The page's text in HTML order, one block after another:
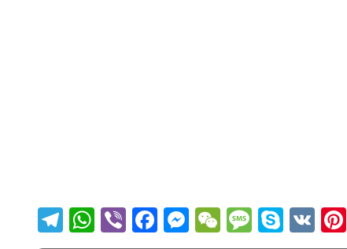
Telegram
WhatsApp
ViberFacebook
Messenger
WeChat
Message
Skype
VK